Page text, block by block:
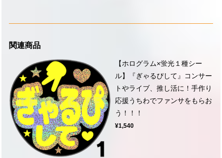
関連商品
【ホログラム×蛍光１種シー
ル】『ぎゃるぴして』コンサー
トやライブ、推し活に！手作り
応援うちわでファンサをもらお
う！！！
¥1,540